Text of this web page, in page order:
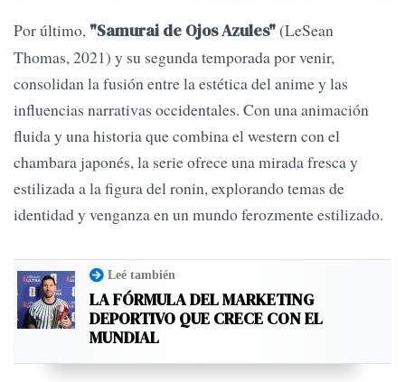
Por último, "Samurai de Ojos Azules"(LeSean
Thomas, 2021) y su segunda temporada por venir,
consolidan la fusión entre la estética del anime y las
influencias narrativas occidentales. Con una animación
fluida y una historia que combina el western con el
chambara japonés, la serie ofrece una mirada fresca y
estilizada a la figura del ronin, explorando temas de
identidad y venganza en un mundo ferozmente estilizado.
Leé también
LA FÓRMULA DEL MARKETING
DEPORTIVO QUE CRECE CON EL
MUNDIAL